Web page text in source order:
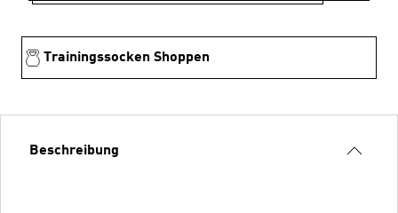
Trainingssocken Shoppen
Beschreibung